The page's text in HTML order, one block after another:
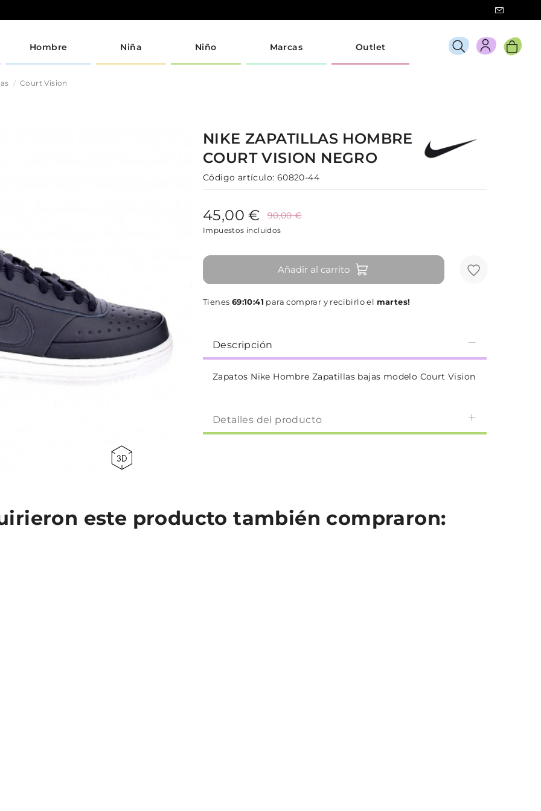
Hombre Niña Niño Marcas Outlet
Court Vision
NIKE ZAPATILLAS HOMBRE
COURT VISION NEGRO
Código artículo: 60820-44
45,00 € 90,00 €
Impuestos incluidos
Añadir al carrito
Tienes 69:10:40 para comprar y recibirlo elmartes!
Descripción
Zapatos Nike Hombre Zapatillas bajas modelo Court Vision
Detalles del producto
este producto también compraron: